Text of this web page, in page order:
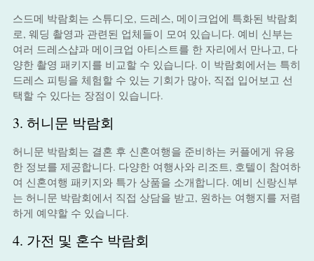
스드메 박람회는 스튜디오, 드레스, 메이크업에 특화된 박람회
로, 웨딩 촬영과 관련된 업체들이 모여 있습니다. 예비 신부는
여러 드레스샵과 메이크업 아티스트를 한 자리에서 만나고, 다
양한 촬영 패키지를 비교할 수 있습니다. 이 박람회에서는 특히
드레스 피팅을 체험할 수 있는 기회가 많아, 직접 입어보고 선
택할 수 있다는 장점이 있습니다.
3. 허니문 박람회
허니문 박람회는 결혼 후 신혼여행을 준비하는 커플에게 유용
한 정보를 제공합니다. 다양한 여행사와 리조트, 호텔이 참여하
여 신혼여행 패키지와 특가 상품을 소개합니다. 예비 신랑신부
는 허니문 박람회에서 직접 상담을 받고, 원하는 여행지를 저렴
하게 예약할 수 있습니다.
4. 가전 및 혼수 박람회